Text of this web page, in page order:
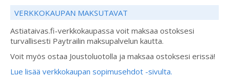
VERKKOKAUPAN MAKSUTAVAT
Astiataivas.fi-verkkokaupassa voit maksaa ostoksesi
turvallisesti Paytrailin maksupalvelun kautta.
Voit myös ostaa Joustoluotolla ja maksaa ostoksesi erissä!
Lue lisää verkkokaupan sopimusehdot -sivulta.